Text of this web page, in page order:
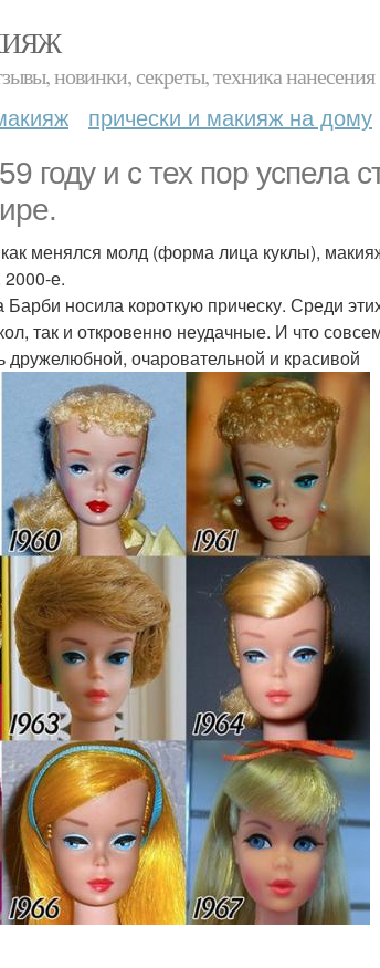
новинки, секреты, техника нанесения
прически и макияж на дому
году и с тех пор успела
менялся молд (форма лица куклы),
2000-е.
носила короткую прическу. Среди
так и откровенно неудачные. И что
дружелюбной, очаровательной и красивой